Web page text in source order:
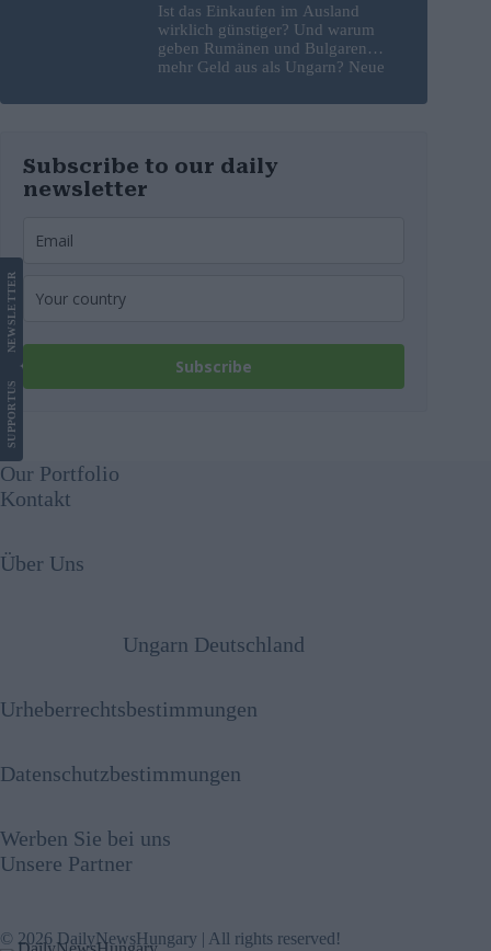
Ist das Einkaufen im Ausland
wirklich günstiger? Und warum
geben Rumänen und Bulgaren
mehr Geld aus als Ungarn? Neue
Subscribe to our daily
newsletter
Subscribe
SUPPORT
US
NEWS
LETTER
Our Portfolio
Kontakt
Über Uns
Ungarn Deutschland
Urheberrechtsbestimmungen
Datenschutzbestimmungen
Werben Sie bei uns
Unsere Partner
© 2026 DailyNewsHungary | All rights reserved!